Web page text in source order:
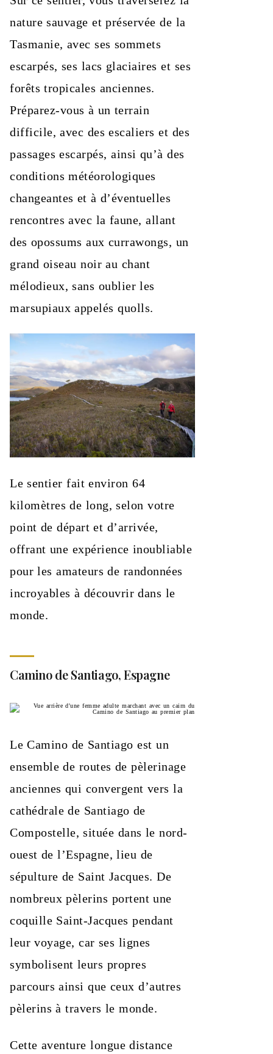
nature sauvage et préservée de la
Tasmanie, avec ses sommets
escarpés, ses lacs glaciaires et ses
forêts tropicales anciennes.
Préparez-vous à un terrain
difficile, avec des escaliers et des
passages escarpés, ainsi qu’à des
conditions météorologiques
changeantes et à d’éventuelles
rencontres avec la faune, allant
des opossums aux currawongs, un
grand oiseau noir au chant
mélodieux, sans oublier les
marsupiaux appelés quolls.
Le sentier fait environ 64
kilomètres de long, selon votre
point de départ et d’arrivée,
offrant une expérience inoubliable
pour les amateurs de randonnées
incroyables à découvrir dans le
monde.
Camino de Santiago, Espagne
Le Camino de Santiago est un
ensemble de routes de pèlerinage
anciennes qui convergent vers la
cathédrale de Santiago de
Compostelle, située dans le nord-
ouest de l’Espagne, lieu de
sépulture de Saint Jacques. De
nombreux pèlerins portent une
coquille Saint-Jacques pendant
leur voyage, car ses lignes
symbolisent leurs propres
parcours ainsi que ceux d’autres
pèlerins à travers le monde.
Cette aventure longue distance